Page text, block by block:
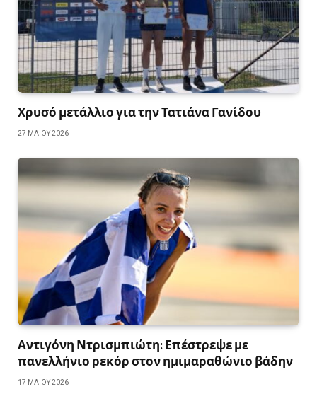
Χρυσό μετάλλιο για την Τατιάνα Γανίδου
27 ΜΑΪ́ΟΥ 2026
Αντιγόνη Ντρισμπιώτη: Επέστρεψε με
πανελλήνιο ρεκόρ στον ημιμαραθώνιο βάδην
17 ΜΑΪ́ΟΥ 2026